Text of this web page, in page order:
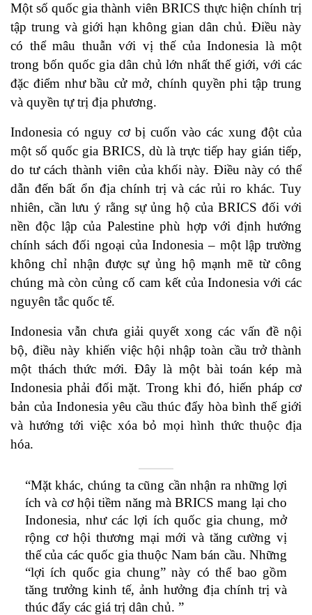
Một số quốc gia thành viên BRICS thực hiện chính trị
tập trung và giới hạn không gian dân chủ. Điều này
có thể mâu thuẫn với vị thế của Indonesia là một
trong bốn quốc gia dân chủ lớn nhất thế giới, với các
đặc điểm như bầu cử mở, chính quyền phi tập trung
và quyền tự trị địa phương.
Indonesia có nguy cơ bị cuốn vào các xung đột của
một số quốc gia BRICS, dù là trực tiếp hay gián tiếp,
do tư cách thành viên của khối này. Điều này có thể
dẫn đến bất ổn địa chính trị và các rủi ro khác. Tuy
nhiên, cần lưu ý rằng sự ủng hộ của BRICS đối với
nền độc lập của Palestine phù hợp với định hướng
chính sách đối ngoại của Indonesia – một lập trường
không chỉ nhận được sự ủng hộ mạnh mẽ từ công
chúng mà còn củng cố cam kết của Indonesia với các
nguyên tắc quốc tế.
Indonesia vẫn chưa giải quyết xong các vấn đề nội
bộ, điều này khiến việc hội nhập toàn cầu trở thành
một thách thức mới. Đây là một bài toán kép mà
Indonesia phải đối mặt. Trong khi đó, hiến pháp cơ
bản của Indonesia yêu cầu thúc đẩy hòa bình thế giới
và hướng tới việc xóa bỏ mọi hình thức thuộc địa
hóa.
“Mặt khác, chúng ta cũng cần nhận ra những lợi
ích và cơ hội tiềm năng mà BRICS mang lại cho
Indonesia, như các lợi ích quốc gia chung, mở
rộng cơ hội thương mại mới và tăng cường vị
thế của các quốc gia thuộc Nam bán cầu. Những
“lợi ích quốc gia chung” này có thể bao gồm
tăng trưởng kinh tế, ảnh hưởng địa chính trị và
thúc đẩy các giá trị dân chủ. ˮ